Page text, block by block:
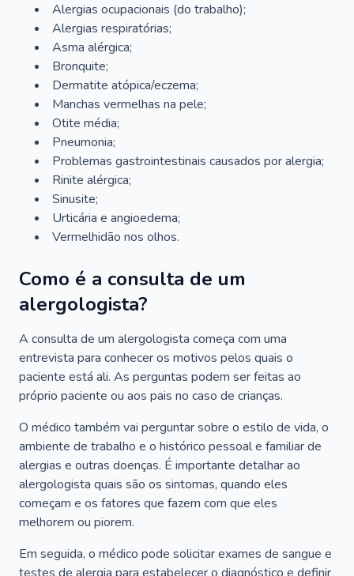
Alergias ocupacionais (do trabalho);
Alergias respiratórias;
Asma alérgica;
Bronquite;
Dermatite atópica/eczema;
Manchas vermelhas na pele;
Otite média;
Pneumonia;
Problemas gastrointestinais causados por alergia;
Rinite alérgica;
Sinusite;
Urticária e angioedema;
Vermelhidão nos olhos.
Como é a consulta de um
alergologista?
A consulta de um alergologista começa com uma
entrevista para conhecer os motivos pelos quais o
paciente está ali. As perguntas podem ser feitas ao
próprio paciente ou aos pais no caso de crianças.
O médico também vai perguntar sobre o estilo de vida, o
ambiente de trabalho e o histórico pessoal e familiar de
alergias e outras doenças. É importante detalhar ao
alergologista quais são os sintomas, quando eles
começam e os fatores que fazem com que eles
melhorem ou piorem.
Em seguida, o médico pode solicitar exames de sangue e